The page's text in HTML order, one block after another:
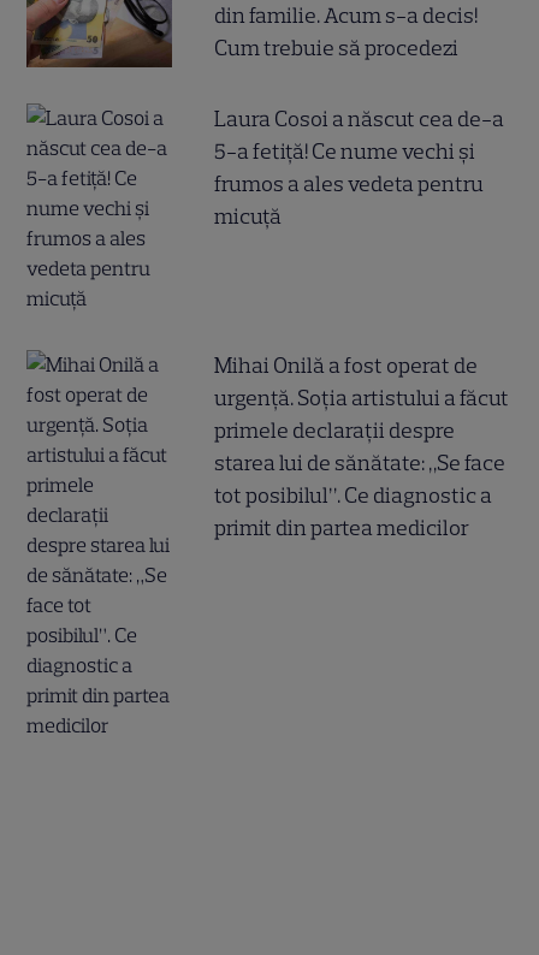
din familie. Acum s-a decis!
Cum trebuie să procedezi
Laura Cosoi a născut cea de-a
5-a fetiță! Ce nume vechi și
frumos a ales vedeta pentru
micuță
Mihai Onilă a fost operat de
urgență. Soția artistului a făcut
primele declarații despre
starea lui de sănătate: „Se face
tot posibilul”. Ce diagnostic a
primit din partea medicilor